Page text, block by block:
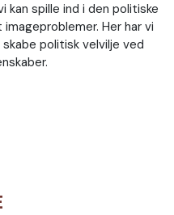
kan spille ind i den politiske
Her har vi
politisk velvilje ved